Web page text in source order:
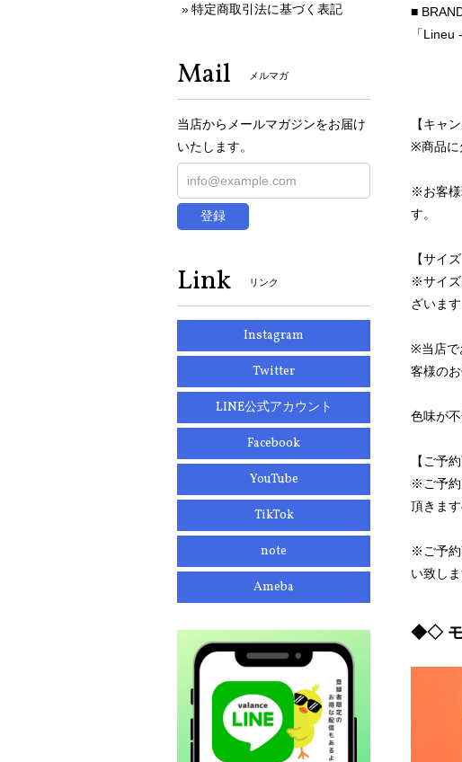
■
「Lineu
【キャ
※商品に
※お客様
す。
【サイ
※サイズ
ざいます
※当店で
客様の
色味が
【ご予
※ご予約
頂きま
※ご予約
い致しま
◆◇
特定商取引法に基づく表記
Mail メルマガ
当店からメールマガジンをお届け
いたします。
登録
Link リンク
Instagram
Twitter
LINE公式アカウント
Facebook
YouTube
TikTok
note
Ameba